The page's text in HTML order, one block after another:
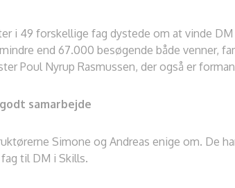
i 49 forskellige fag dystede om at vinde
end 67.000 besøgende både venner,
Poul Nyrup Rasmussen, der også er
samarbejde
Simone og Andreas enige om. De
til DM i Skills.